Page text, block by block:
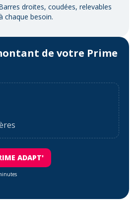
droites, coudées, relevables
chaque besoin.
de votre Prime
ADAPT'